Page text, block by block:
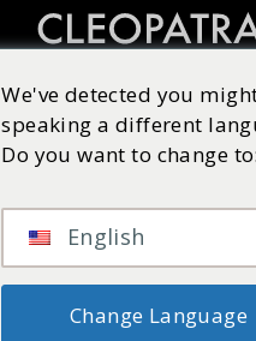
We've detected you
speaking a different
Do you want to change to:
English
Change Language